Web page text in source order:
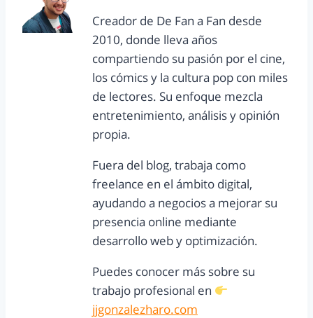
Creador de De Fan a Fan desde
2010, donde lleva años
compartiendo su pasión por el cine,
los cómics y la cultura pop con miles
de lectores. Su enfoque mezcla
entretenimiento, análisis y opinión
propia.
Fuera del blog, trabaja como
freelance en el ámbito digital,
ayudando a negocios a mejorar su
presencia online mediante
desarrollo web y optimización.
Puedes conocer más sobre su
trabajo profesional en
jjgonzalezharo.com